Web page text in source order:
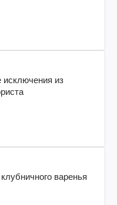
из
варенья